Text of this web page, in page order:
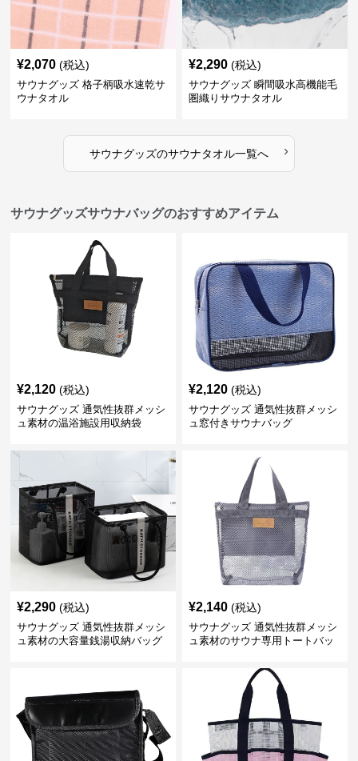
¥2,070 (税込)
サウナグッズ 格子柄吸水速乾サ
ウナタオル
¥2,290 (税込)
サウナグッズ 瞬間吸水高機能毛
圏織りサウナタオル
サウナグッズのサウナタオル一覧へ ›
サウナグッズサウナバッグのおすすめアイテム
¥2,120 (税込)
サウナグッズ 通気性抜群メッシ
ュ素材の温浴施設用収納袋
¥2,120 (税込)
サウナグッズ 通気性抜群メッシ
ュ窓付きサウナバッグ
¥2,290 (税込)
サウナグッズ 通気性抜群メッシ
ュ素材の大容量銭湯収納バッグ
¥2,140 (税込)
サウナグッズ 通気性抜群メッシ
ュ素材のサウナ専用トートバッ